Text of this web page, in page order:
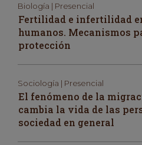
Biología | Presencial
Fertilidad e infertilidad
humanos. Mecanismos
protección
Sociología | Presencial
El fenómeno de la
cambia la vida de las
sociedad en general